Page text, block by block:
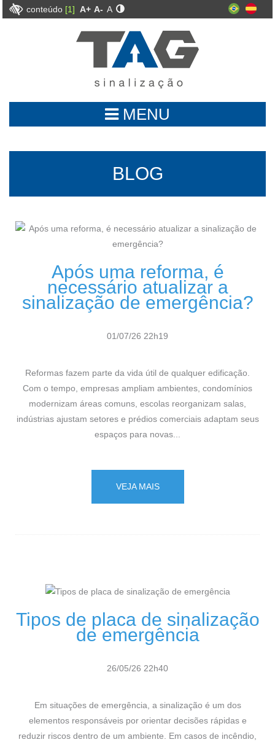
conteúdo [1] A+ A- A
MENU
BLOG
Após uma reforma, é
necessário atualizar a
sinalização de emergência?
01/07/26 22h19
Reformas fazem parte da vida útil de qualquer edificação.
Com o tempo, empresas ampliam ambientes, condomínios
modernizam áreas comuns, escolas reorganizam salas,
indústrias ajustam setores e prédios comerciais adaptam seus
espaços para novas...
VEJA MAIS
Tipos de placa de sinalização
de emergência
26/05/26 22h40
Em situações de emergência, a sinalização é um dos
elementos responsáveis por orientar decisões rápidas e
reduzir riscos dentro de um ambiente. Em casos de incêndio,